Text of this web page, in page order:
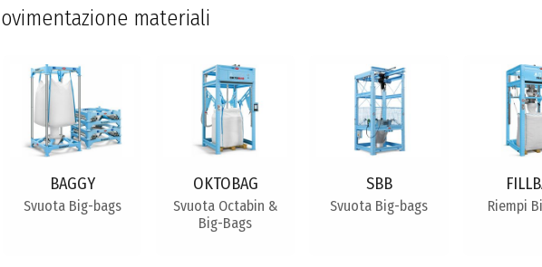
materiali
BAGGY
Svuota Big-bags
OKTOBAG
Svuota Octabin &
Big-Bags
SBB
Svuota Big-bags Riempi